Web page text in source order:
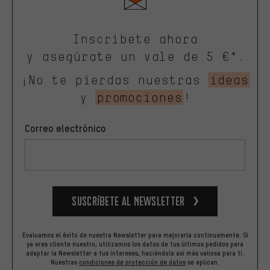
Inscríbete ahora
y asegúrate un vale de 5 €*.
¡No te pierdas nuestras
ideas
y
promociones !
Correo electrónico
Suscríbete al newsletter
Evaluamos el éxito de nuestra Newsletter para mejorarla continuamente. Si
ya eres cliente nuestro, utilizamos los datos de tus últimos pedidos para
adaptar la Newsletter a tus intereses, haciéndola así más valiosa para ti.
Nuestras condiciones de protección de datos se aplican.